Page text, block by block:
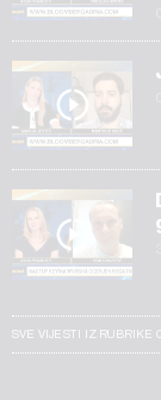
SVE VIJESTI IZ RUBRIKE